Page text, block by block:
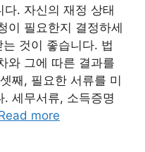
. 자신의 재정 상태
이 필요한지 결정하세
것이 좋습니다. 법
와 그에 따른 결과를
째, 필요한 서류를 미
세무서류, 소득증명
more